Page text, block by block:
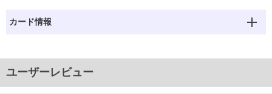
カード情報
ユーザーレビュー